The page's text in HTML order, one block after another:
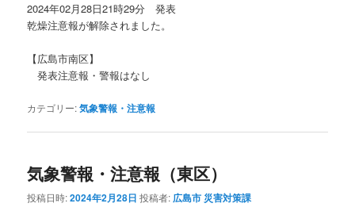
2024年02月28日21時29分 発表
乾燥注意報が解除されました。
【広島市南区】
発表注意報・警報はなし
カテゴリー:気象警報・注意報
気象警報・注意報（東区）
投稿日時:2024年2月28日 投稿者: 広島市 災害対策課